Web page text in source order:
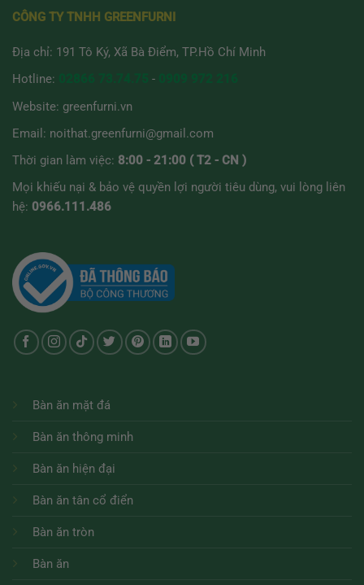
được
chọn
trang
CÔNG TY TNHH GREENFURNI
Địa chỉ: 191 Tô Ký, Xã Bà Điểm, TP.Hồ Chí Minh
Hotline:
-
Website: greenfurni.vn
Email: noithat.greenfurni@gmail.com
Thời gian làm việc: 8:00 - 21:00 ( T2 - CN )
Mọi khiếu nại & bảo vệ quyền lợi người tiêu dùng, vui lòng liên
hệ: 0966.111.486
Bàn ăn mặt đá
Bàn ăn thông minh
Bàn ăn hiện đại
Bàn ăn tân cổ điển
Bàn ăn tròn
Bàn ăn